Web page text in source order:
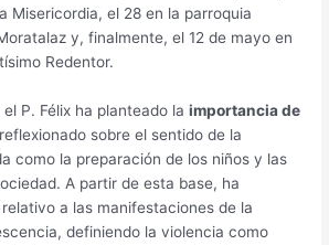
Misericordia, el 28 en la parroquia
y, finalmente, el 12 de mayo en
Redentor.
P. Félix ha planteado laimportancia de
sobre el sentido de la
como la preparación de los niños y las
A partir de esta base, ha
a las manifestaciones de la
definiendo la violencia como